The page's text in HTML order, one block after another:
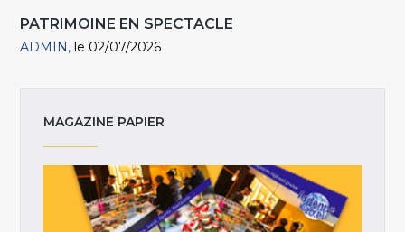
PATRIMOINE EN SPECTACLE
ADMIN le 02/07/2026
MAGAZINE PAPIER